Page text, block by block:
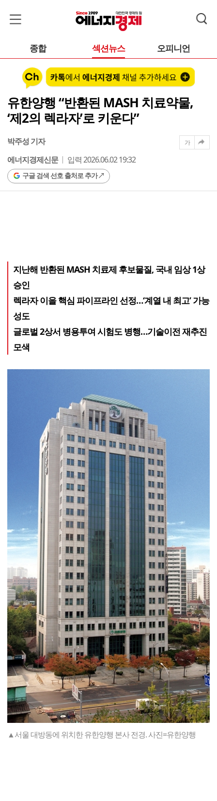
종합 섹션뉴스 오피니언
유한양행 “반환된 MASH 치료약물,
‘제2의 렉라자’로 키운다”
박주성 기자
에너지경제신문
입력 2026.06.02 19:32
구글 검색 선호 출처로 추가
가
지난해 반환된 MASH 치료제 후보물질, 국내 임상 1상
승인
렉라자 이을 핵심 파이프라인 선정…‘계열 내 최고’ 가능
성도
글로벌 2상서 병용투여 시험도 병행…기술이전 재추진
모색
▲서울 대방동에 위치한 유한양행 본사 전경. 사진=유한양행